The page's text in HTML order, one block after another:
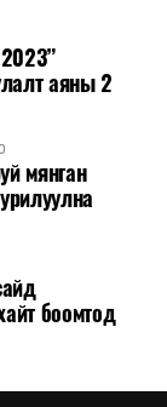
аяны 2
мянган
боомтод